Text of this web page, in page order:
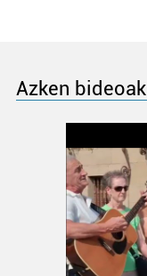
Azken bideoak